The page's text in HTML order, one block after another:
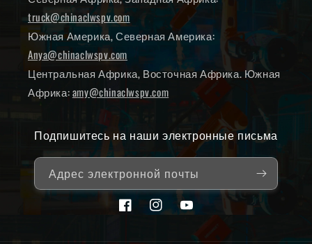
truck@chinaclwspv.com
Южная Америка, Северная Америка:
Anya@chinaclwspv.com
Центральная Африка, Восточная Африка. Южная
Африка:amy@chinaclwspv.com
Подпишитесь на наши электронные письма
Адрес электронной почты
FacebookInstagramYouTube